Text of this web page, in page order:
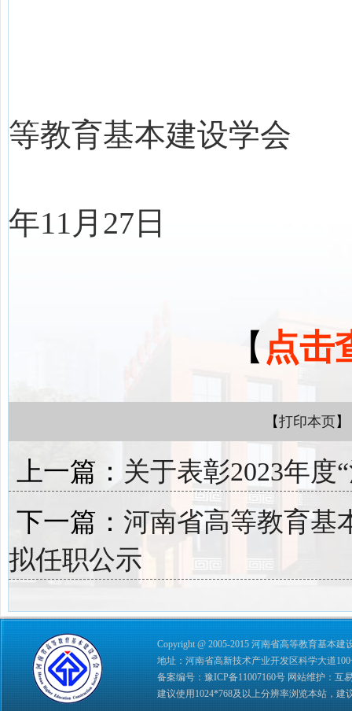
等教育基本建设学会
年11月27日
【 点击
【打印本页
上一篇： 关于表彰2023年度
下一篇： 河南省高等教育基
拟任职公示
Copyright @ 2005-2015 河南省高等教育基本建
地址：河南省高新技术产业开发区科学大道100
备案编号： 豫ICP备11007160号 网站维护： 互
建议使用1024*768及以上分辨率浏览本站，建